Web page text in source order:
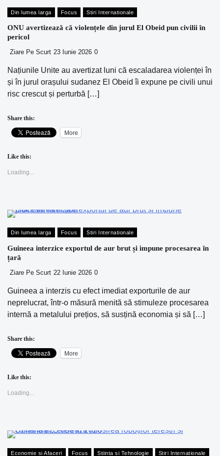
Din lumea larga Focus Stiri Internationale
ONU avertizează că violențele din jurul El Obeid pun civilii în
pericol
Ziare Pe Scurt 23 Iunie 2026 0
Națiunile Unite au avertizat luni că escaladarea violenței în
și în jurul orașului sudanez El Obeid îi expune pe civili unui
risc crescut și perturbă […]
Share this:
More
Like this:
Loading...
Din lumea larga Focus Stiri Internationale
Guineea interzice exportul de aur brut și impune procesarea în
țară
Ziare Pe Scurt 22 Iunie 2026 0
Guineea a interzis cu efect imediat exporturile de aur
neprelucrat, într-o măsură menită să stimuleze procesarea
internă a metalului prețios, să susțină economia și să […]
Share this:
More
Like this:
Loading...
Economie si Afaceri Focus Stiinta si Tehnologie Stiri Internationale